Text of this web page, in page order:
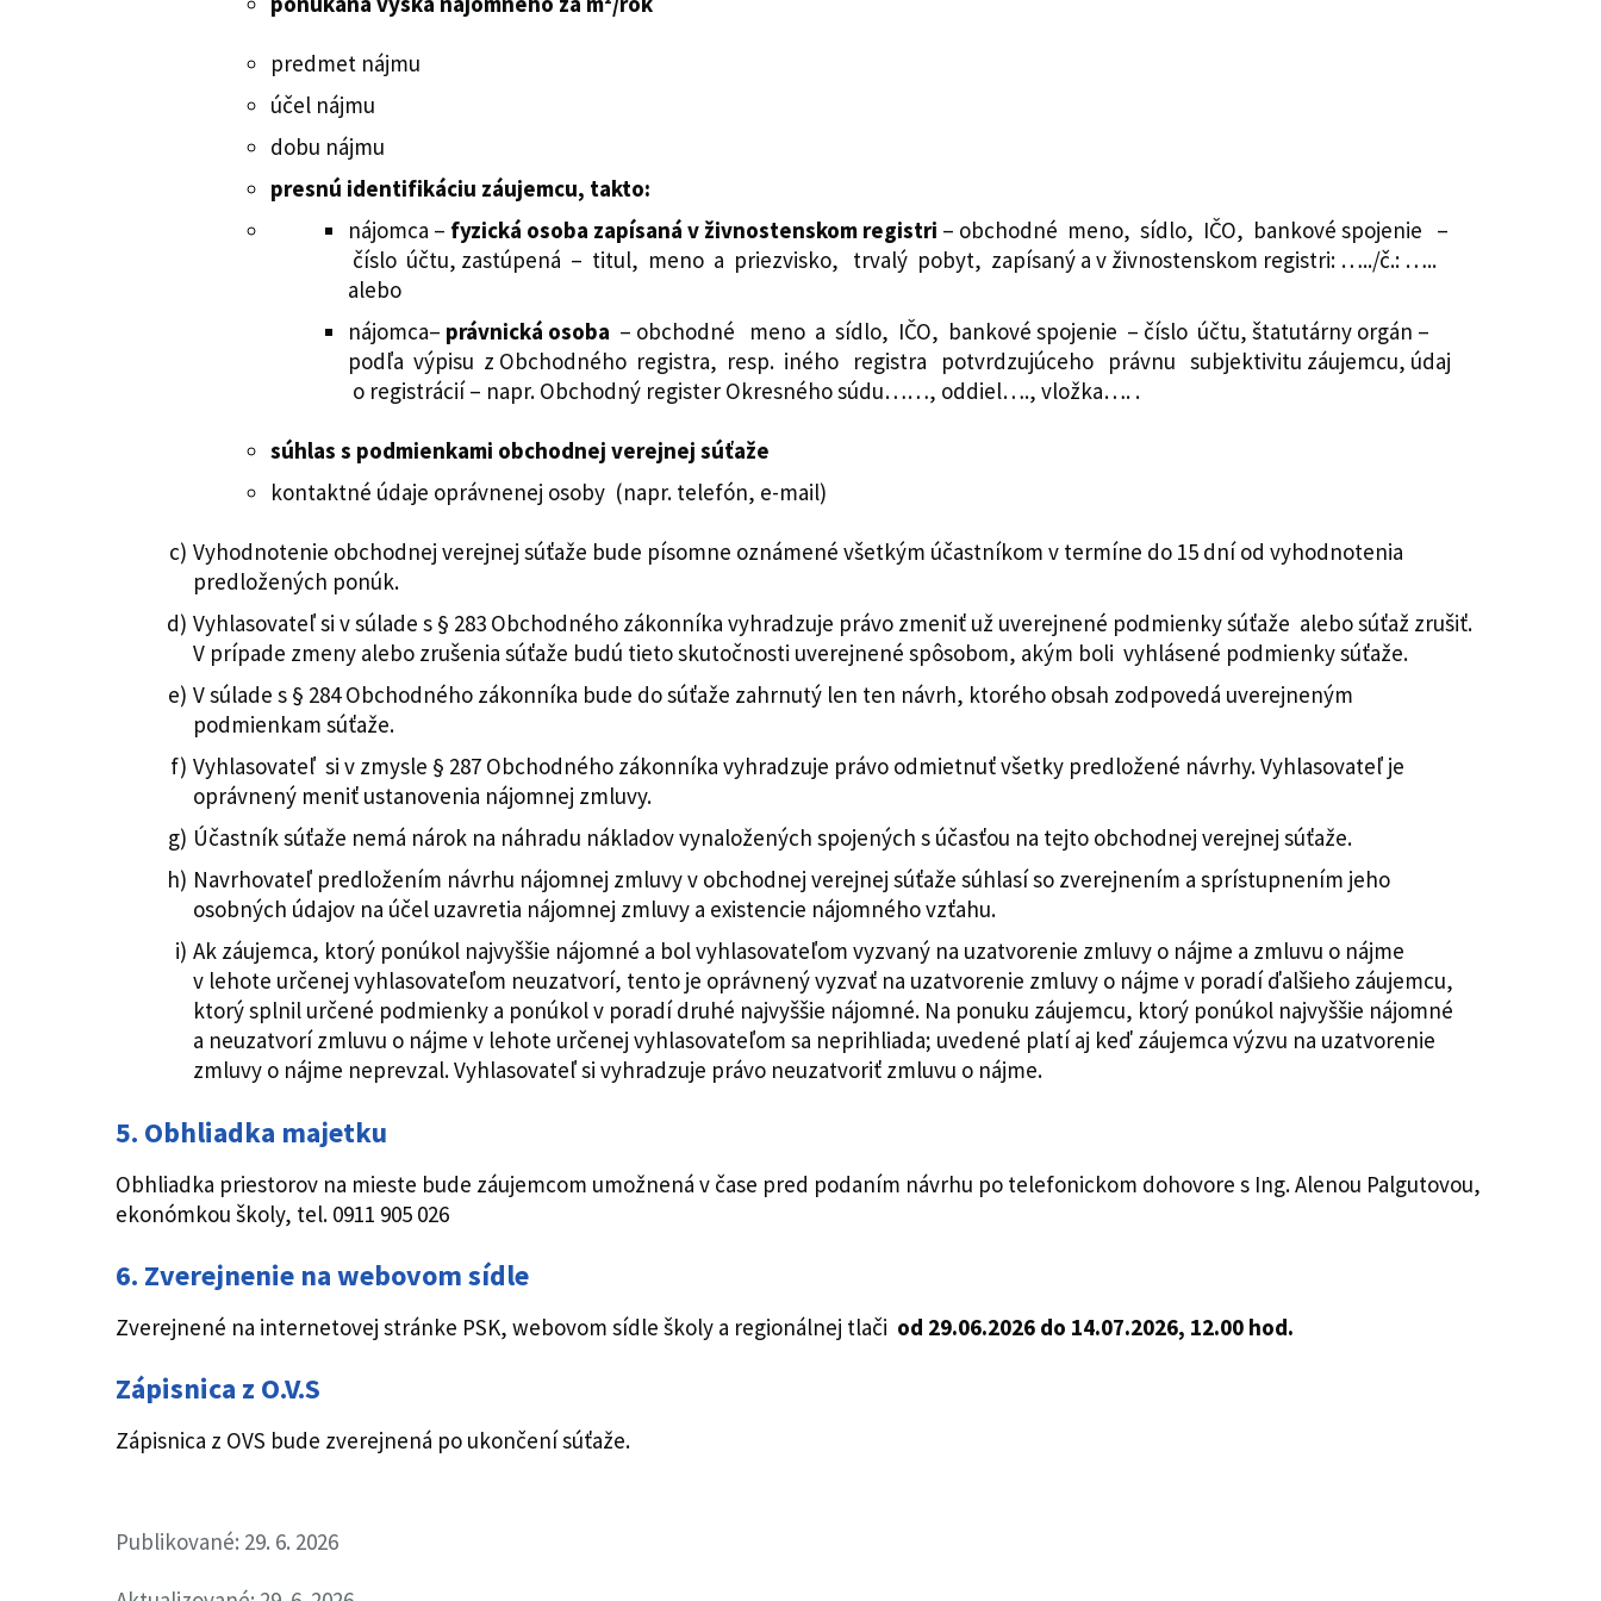
predmet nájmu
účel nájmu
dobu nájmu
presnú identifikáciu záujemcu, takto:
nájomca – fyzická osoba zapísaná v živnostenskom registri – obchodné meno, sídlo, IČO, bankové spojenie –
číslo účtu, zastúpená – titul, meno a priezvisko, trvalý pobyt, zapísaný a v živnostenskom registri: …../č.: …..
alebo
nájomca– právnická osoba – obchodné meno a sídlo, IČO, bankové spojenie – číslo účtu, štatutárny orgán –
podľa výpisu z Obchodného registra, resp. iného registra potvrdzujúceho právnu subjektivitu záujemcu, údaj
o registrácií – napr. Obchodný register Okresného súdu……, oddiel…., vložka…. .
súhlas s podmienkami obchodnej verejnej súťaže
kontaktné údaje oprávnenej osoby (napr. telefón, e-mail)
Vyhodnotenie obchodnej verejnej súťaže bude písomne oznámené všetkým účastníkom v termíne do 15 dní od vyhodnotenia
predložených ponúk.
Vyhlasovateľ si v súlade s § 283 Obchodného zákonníka vyhradzuje právo zmeniť už uverejnené podmienky súťaže alebo súťaž zrušiť.
V prípade zmeny alebo zrušenia súťaže budú tieto skutočnosti uverejnené spôsobom, akým boli vyhlásené podmienky súťaže.
V súlade s § 284 Obchodného zákonníka bude do súťaže zahrnutý len ten návrh, ktorého obsah zodpovedá uverejneným
podmienkam súťaže.
Vyhlasovateľ si v zmysle § 287 Obchodného zákonníka vyhradzuje právo odmietnuť všetky predložené návrhy. Vyhlasovateľ je
oprávnený meniť ustanovenia nájomnej zmluvy.
Účastník súťaže nemá nárok na náhradu nákladov vynaložených spojených s účasťou na tejto obchodnej verejnej súťaže.
Navrhovateľ predložením návrhu nájomnej zmluvy v obchodnej verejnej súťaže súhlasí so zverejnením a sprístupnením jeho
osobných údajov na účel uzavretia nájomnej zmluvy a existencie nájomného vzťahu.
Ak záujemca, ktorý ponúkol najvyššie nájomné a bol vyhlasovateľom vyzvaný na uzatvorenie zmluvy o nájme a zmluvu o nájme
v lehote určenej vyhlasovateľom neuzatvorí, tento je oprávnený vyzvať na uzatvorenie zmluvy o nájme v poradí ďalšieho záujemcu,
ktorý splnil určené podmienky a ponúkol v poradí druhé najvyššie nájomné. Na ponuku záujemcu, ktorý ponúkol najvyššie nájomné
a neuzatvorí zmluvu o nájme v lehote určenej vyhlasovateľom sa neprihliada; uvedené platí aj keď záujemca výzvu na uzatvorenie
zmluvy o nájme neprevzal. Vyhlasovateľ si vyhradzuje právo neuzatvoriť zmluvu o nájme.
5. Obhliadka majetku
Obhliadka priestorov na mieste bude záujemcom umožnená v čase pred podaním návrhu po telefonickom dohovore s Ing. Alenou Palgutovou,
ekonómkou školy, tel. 0911 905 026
6. Zverejnenie na webovom sídle
Zverejnené na internetovej stránke PSK, webovom sídle školy a regionálnej tlači od 29.06.2026 do 14.07.2026, 12.00 hod.
Zápisnica z O.V.S
Zápisnica z OVS bude zverejnená po ukončení súťaže.
Publikované: 29. 6. 2026